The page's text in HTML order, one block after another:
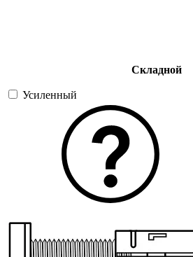
Складной
Усиленный